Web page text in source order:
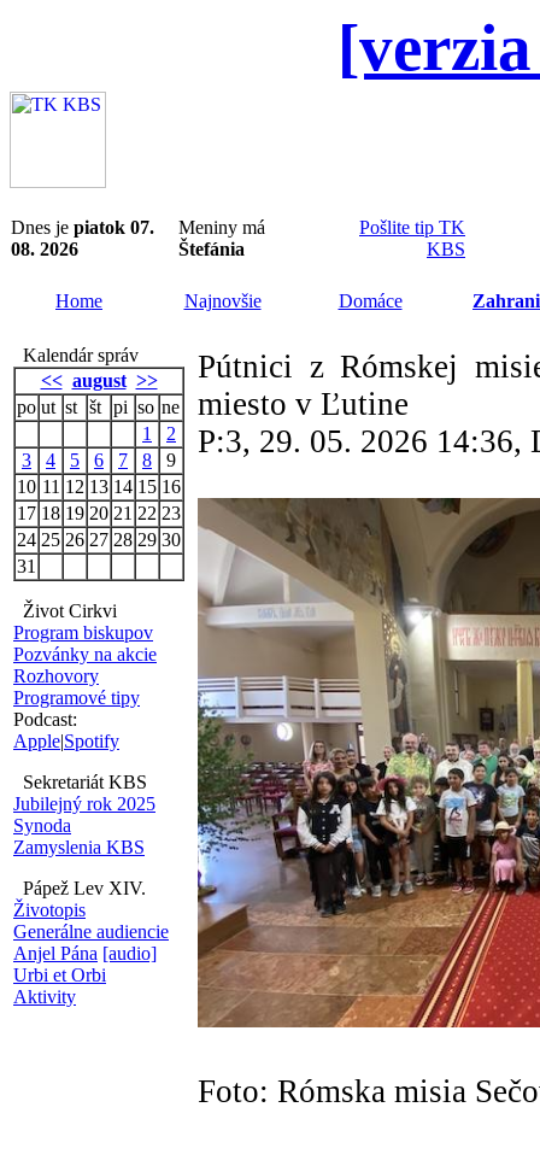
Dnes je piatok 07.
08. 2026
Meniny má
Štefánia
Pošlite tip TK
KBS
Home Najnovšie Domáce
Kalendár správ
<< august >>
po ut st št pi so ne
1
2
3
4 5 6 7 8
9
10 11 12 13 14 15 16
17 18 19 20 21 22 23
24 25 26 27 28 29 30
31
Život Cirkvi
Program biskupov
Pozvánky na akcie
Rozhovory
Programové tipy
Podcast:
Apple|Spotify
Sekretariát KBS
Jubilejný rok 2025
Synoda
Zamyslenia KBS
Pápež Lev XIV.
Životopis
Generálne audiencie
Anjel Pána [audio]
Urbi et Orbi
Aktivity
Pútnici z Rómskej
miesto v Ľutine
P:3, 29. 05. 2026 14:36,
Foto: Rómska misia